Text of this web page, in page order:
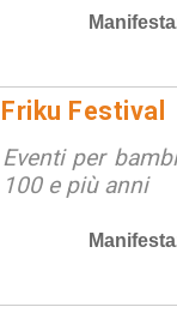
Friku Festival
Eventi per
100 e più anni